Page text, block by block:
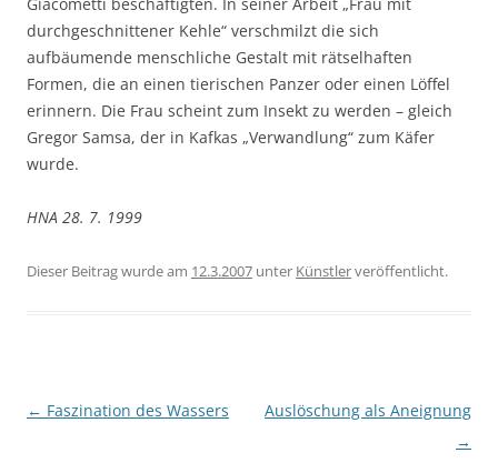
durchgeschnittener Kehle“ verschmilzt die sich
aufbäumende menschliche Gestalt mit rätselhaften
Formen, die an einen tierischen Panzer oder einen Löffel
erinnern. Die Frau scheint zum Insekt zu werden – gleich
Gregor Samsa, der in Kafkas „Verwandlung“ zum Käfer
wurde.
HNA 28. 7. 1999
Dieser Beitrag wurde am 12.3.2007 unter Künstlerveröffentlicht.
Beitragsnavigation
← Faszination des Wassers
Auslöschung als Aneignung
→